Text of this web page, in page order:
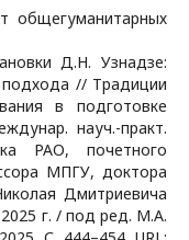
Д.Н. Узнадзе:
// Традиции
в подготовке
науч.-практ.
РАО, почетного
МПГУ, доктора
Дмитриевича
г. / под ред. М.А.